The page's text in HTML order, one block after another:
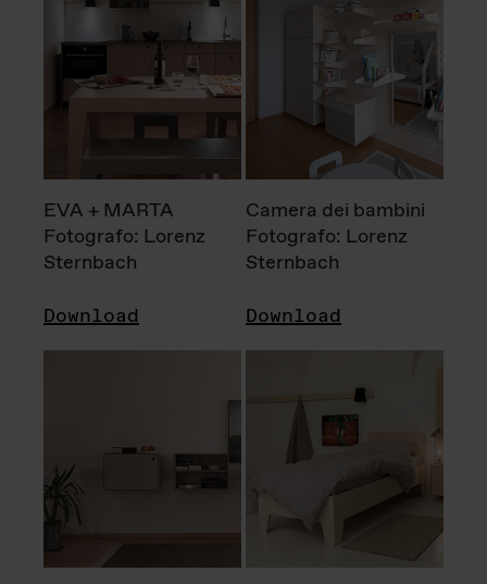
EVA + MARTA
Fotografo: Lorenz
Sternbach
Download
Camera dei bambini
Fotografo: Lorenz
Sternbach
Download